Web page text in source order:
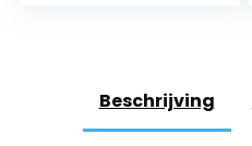
Beschrijving